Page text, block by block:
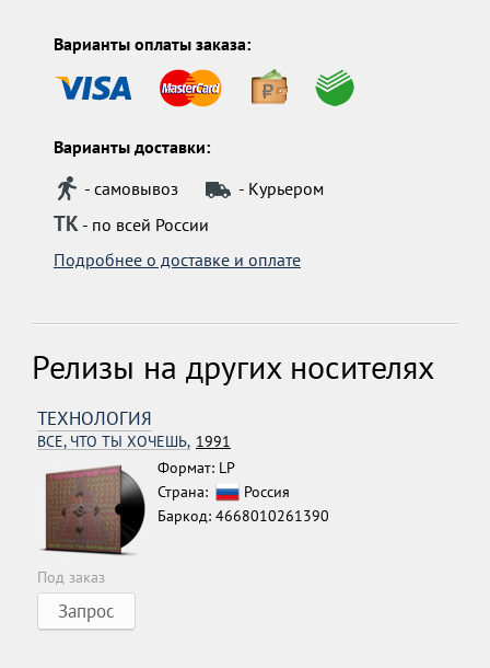
Варианты оплаты заказа:
Варианты доставки:
- самовывоз
- Курьером
ТК- по всей России
Подробнее о доставке и оплате
Релизы на других носителях
ТЕХНОЛОГИЯ
ВСЕ, ЧТО ТЫ ХОЧЕШЬ, 1991
Формат: LP
Страна:
Россия
Баркод: 4668010261390
Под заказ
Запрос